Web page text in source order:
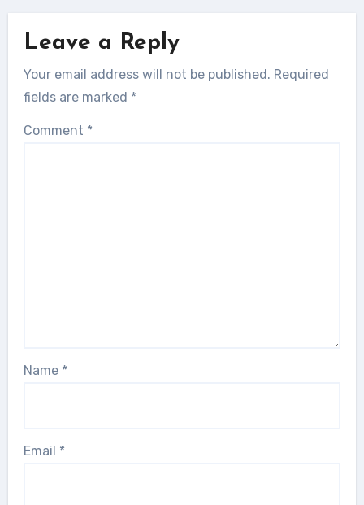
Leave a Reply
Your email address will not be published. Required
fields are marked *
Comment *
Name *
Email *